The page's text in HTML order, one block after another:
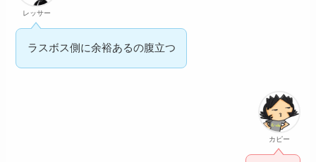
レッサー
ラスボス側に余裕あるの腹立つ
カピー